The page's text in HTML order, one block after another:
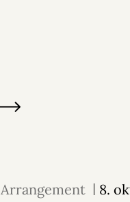
Arrangement 8.